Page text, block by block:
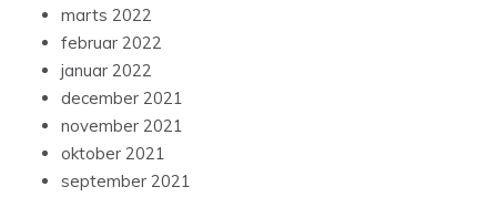
marts 2022
februar 2022
januar 2022
december 2021
november 2021
oktober 2021
september 2021